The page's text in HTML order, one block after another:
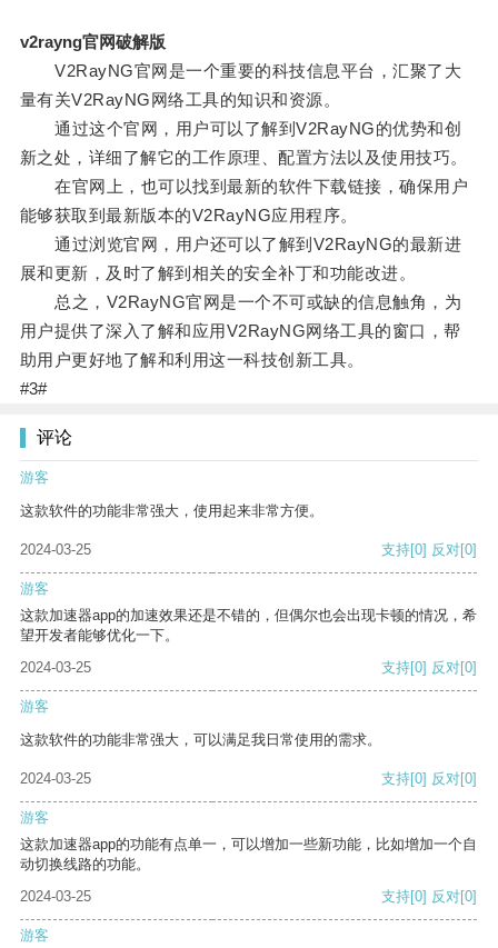
v2rayng官网破解版
V2RayNG官网是一个重要的科技信息平台，汇聚了大
量有关V2RayNG网络工具的知识和资源。
通过这个官网，用户可以了解到V2RayNG的优势和创
新之处，详细了解它的工作原理、配置方法以及使用技巧。
在官网上，也可以找到最新的软件下载链接，确保用户
能够获取到最新版本的V2RayNG应用程序。
通过浏览官网，用户还可以了解到V2RayNG的最新进
展和更新，及时了解到相关的安全补丁和功能改进。
总之，V2RayNG官网是一个不可或缺的信息触角，为
用户提供了深入了解和应用V2RayNG网络工具的窗口，帮
助用户更好地了解和利用这一科技创新工具。
#3#
评论
游客
这款软件的功能非常强大，使用起来非常方便。
2024-03-25 支持[0] 反对[0]
游客
这款加速器app的加速效果还是不错的，但偶尔也会出现卡顿的情况，希
望开发者能够优化一下。
2024-03-25
支持[0] 反对[0]
游客
这款软件的功能非常强大，可以满足我日常使用的需求。
2024-03-25 支持[0] 反对[0]
游客
这款加速器app的功能有点单一，可以增加一些新功能，比如增加一个自
动切换线路的功能。
2024-03-25
支持[0] 反对[0]
游客